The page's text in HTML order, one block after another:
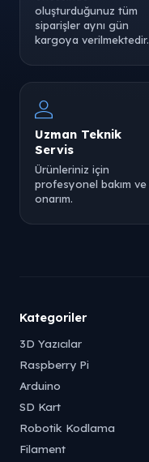
oluşturduğunuz tüm
siparişler aynı gün
kargoya verilmektedir.
Uzman Teknik
Servis
Ürünleriniz için
profesyonel bakım ve
onarım.
Kategoriler
3D Yazıcılar
Raspberry Pi
Arduino
SD Kart
Robotik Kodlama
Filament